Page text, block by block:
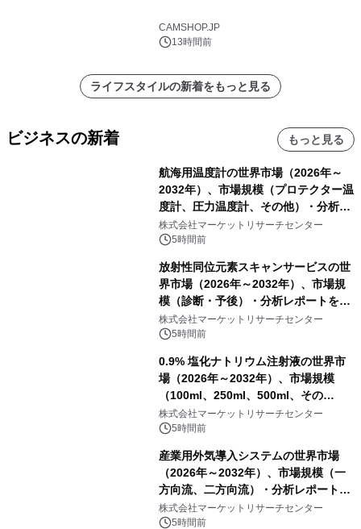
CAMSHOP.JP
13時間前
ライフスタイルの新着をもっと見る
ビジネスの新着 もっと見る
航海用温度計の世界市場（2026年～
2032年）、市場規模（プロテクター温
度計、圧力温度計、その他）・分析レ
ポートを発表
株式会社マーケットリサーチセンター
5時間前
放射性同位元素スキャンサービスの世
界市場（2026年～2032年）、市場規
模（診断・予後）・分析レポートを発
表
株式会社マーケットリサーチセンター
5時間前
0.9% 塩化ナトリウム注射液の世界市
場（2026年～2032年）、市場規模
（100ml、250ml、500ml、その
他）・分析レポートを発表
株式会社マーケットリサーチセンター
5時間前
産業用外気導入システムの世界市場
（2026年～2032年）、市場規模（一
方向流、二方向流）・分析レポートを
発表
株式会社マーケットリサーチセンター
5時間前